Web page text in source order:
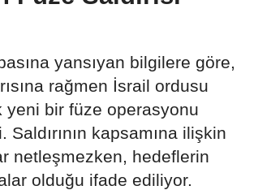
yansıyan bilgilere göre,
rağmen İsrail ordusu
yeni bir füze operasyonu
kapsamına ilişkin
netleşmezken, hedeflerin
olduğu ifade ediliyor.